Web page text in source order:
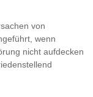
von
wenn
nicht aufdecken